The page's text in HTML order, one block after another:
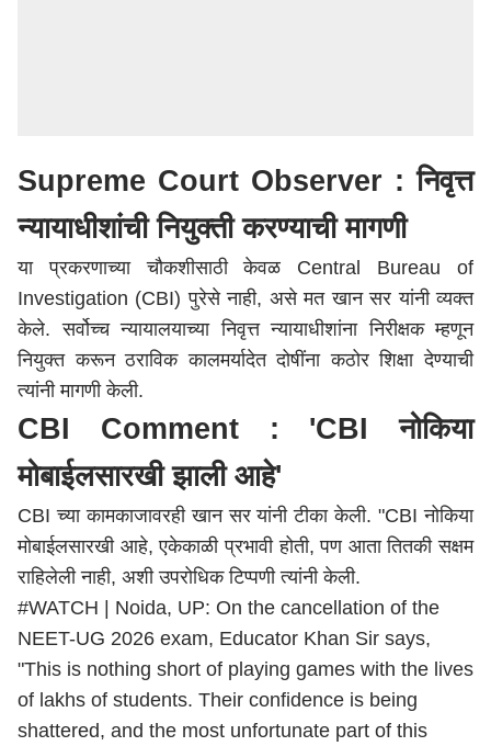
Supreme Court Observer : निवृत्त
न्यायाधीशांची नियुक्ती करण्याची मागणी
या प्रकरणाच्या चौकशीसाठी केवळ Central Bureau of
Investigation (CBI) पुरेसे नाही, असे मत खान सर यांनी व्यक्त
केले. सर्वोच्च न्यायालयाच्या निवृत्त न्यायाधीशांना निरीक्षक म्हणून
नियुक्त करून ठराविक कालमर्यादेत दोषींना कठोर शिक्षा देण्याची
त्यांनी मागणी केली.
CBI Comment : 'CBI नोकिया
मोबाईलसारखी झाली आहे'
CBI च्या कामकाजावरही खान सर यांनी टीका केली. "CBI नोकिया
मोबाईलसारखी आहे, एकेकाळी प्रभावी होती, पण आता तितकी सक्षम
राहिलेली नाही, अशी उपरोधिक टिप्पणी त्यांनी केली.
#WATCH | Noida, UP: On the cancellation of the
NEET-UG 2026 exam, Educator Khan Sir says,
"This is nothing short of playing games with the lives
of lakhs of students. Their confidence is being
shattered, and the most unfortunate part of this